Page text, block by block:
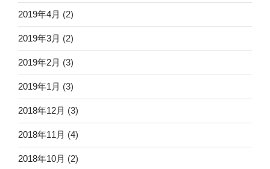
2019年4月 (2)
2019年3月 (2)
2019年2月 (3)
2019年1月 (3)
2018年12月 (3)
2018年11月 (4)
2018年10月 (2)